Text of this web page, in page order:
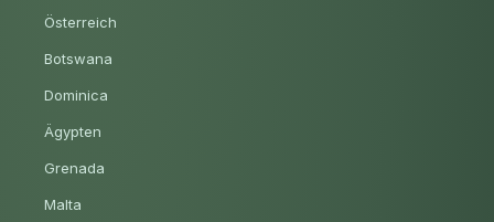
Österreich
Botswana
Dominica
Ägypten
Grenada
Malta